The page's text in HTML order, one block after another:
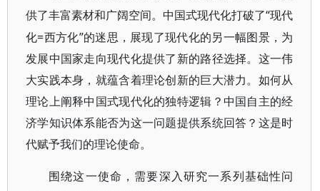
供了丰富素材和广阔空间。中国式现代化打破了“现代
化=西方化”的迷思，展现了现代化的另一幅图景，为
发展中国家走向现代化提供了新的路径选择。这一伟
大实践本身，就蕴含着理论创新的巨大潜力。如何从
理论上阐释中国式现代化的独特逻辑？中国自主的经
济学知识体系能否为这一问题提供系统回答？这是时
代赋予我们的理论使命。
围绕这一使命，需要深入研究一系列基础性问